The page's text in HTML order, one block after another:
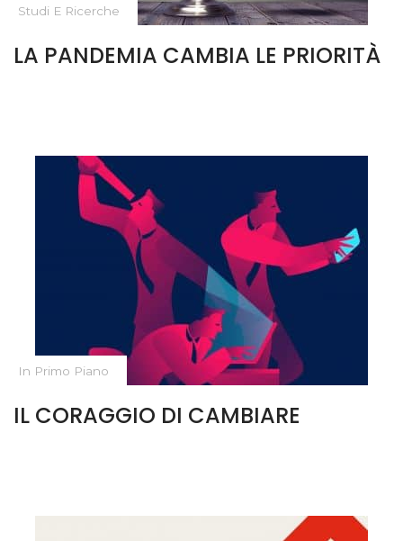
Studi E Ricerche
LA PANDEMIA CAMBIA LE PRIORITÀ
In Primo Piano
IL CORAGGIO DI CAMBIARE